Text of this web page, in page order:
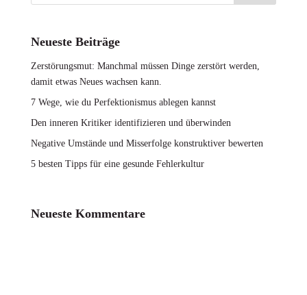
Neueste Beiträge
Zerstörungsmut: Manchmal müssen Dinge zerstört werden,
damit etwas Neues wachsen kann.
7 Wege, wie du Perfektionismus ablegen kannst
Den inneren Kritiker identifizieren und überwinden
Negative Umstände und Misserfolge konstruktiver bewerten
5 besten Tipps für eine gesunde Fehlerkultur
Neueste Kommentare